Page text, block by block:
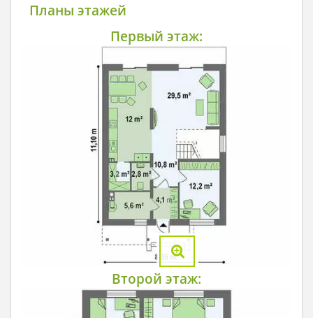
Планы этажей
Первый этаж:
Второй этаж: